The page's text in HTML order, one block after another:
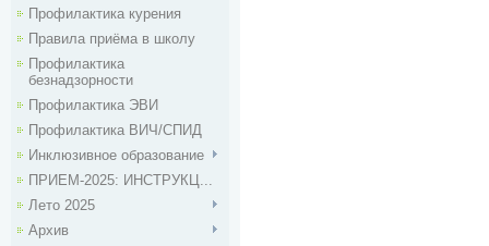
Профилактика курения
Правила приёма в школу
Профилактика
безнадзорности
Профилактика ЭВИ
Профилактика ВИЧ/СПИД
Инклюзивное образование
ПРИЕМ-2025: ИНСТРУКЦ...
Лето 2025
Архив